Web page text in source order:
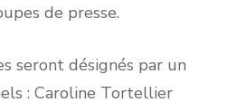
de presse.
seront désignés par un
: Caroline Tortellier